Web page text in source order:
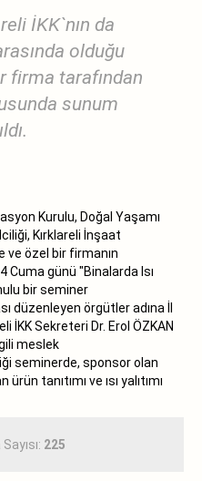
İKK`nın da
olduğu
firma tarafından
sunum
Kurulu, Doğal Yaşamı
Kırklareli İnşaat
ve özel bir firmanın
Cuma günü "Binalarda Isı
bir seminer
düzenleyen örgütler adına İl
İKK Sekreteri Dr. Erol ÖZKAN
meslek
seminerde, sponsor olan
tanıtımı ve ısı yalıtımı
225